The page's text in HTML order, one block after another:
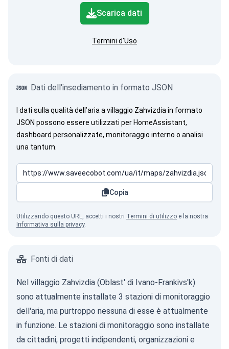
Scarica dati
Termini d'Uso
Dati dell'insediamento in formato JSON
I dati sulla qualità dell’aria a villaggio Zahvizdia in formato
JSON possono essere utilizzati per HomeAssistant,
dashboard personalizzate, monitoraggio interno o analisi
una tantum.
Copia
Utilizzando questo URL, accetti i nostri Termini di utilizzo e la nostra
Informativa sulla privacy.
Fonti di dati
Nel villaggio Zahvizdia (Oblast' di Ivano-Frankivs'k)
sono attualmente installate 3 stazioni di monitoraggio
dell'aria, ma purtroppo nessuna di esse è attualmente
in funzione. Le stazioni di monitoraggio sono installate
da cittadini, progetti indipendenti, organizzazioni e